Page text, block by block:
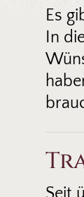
Es
In
Seit